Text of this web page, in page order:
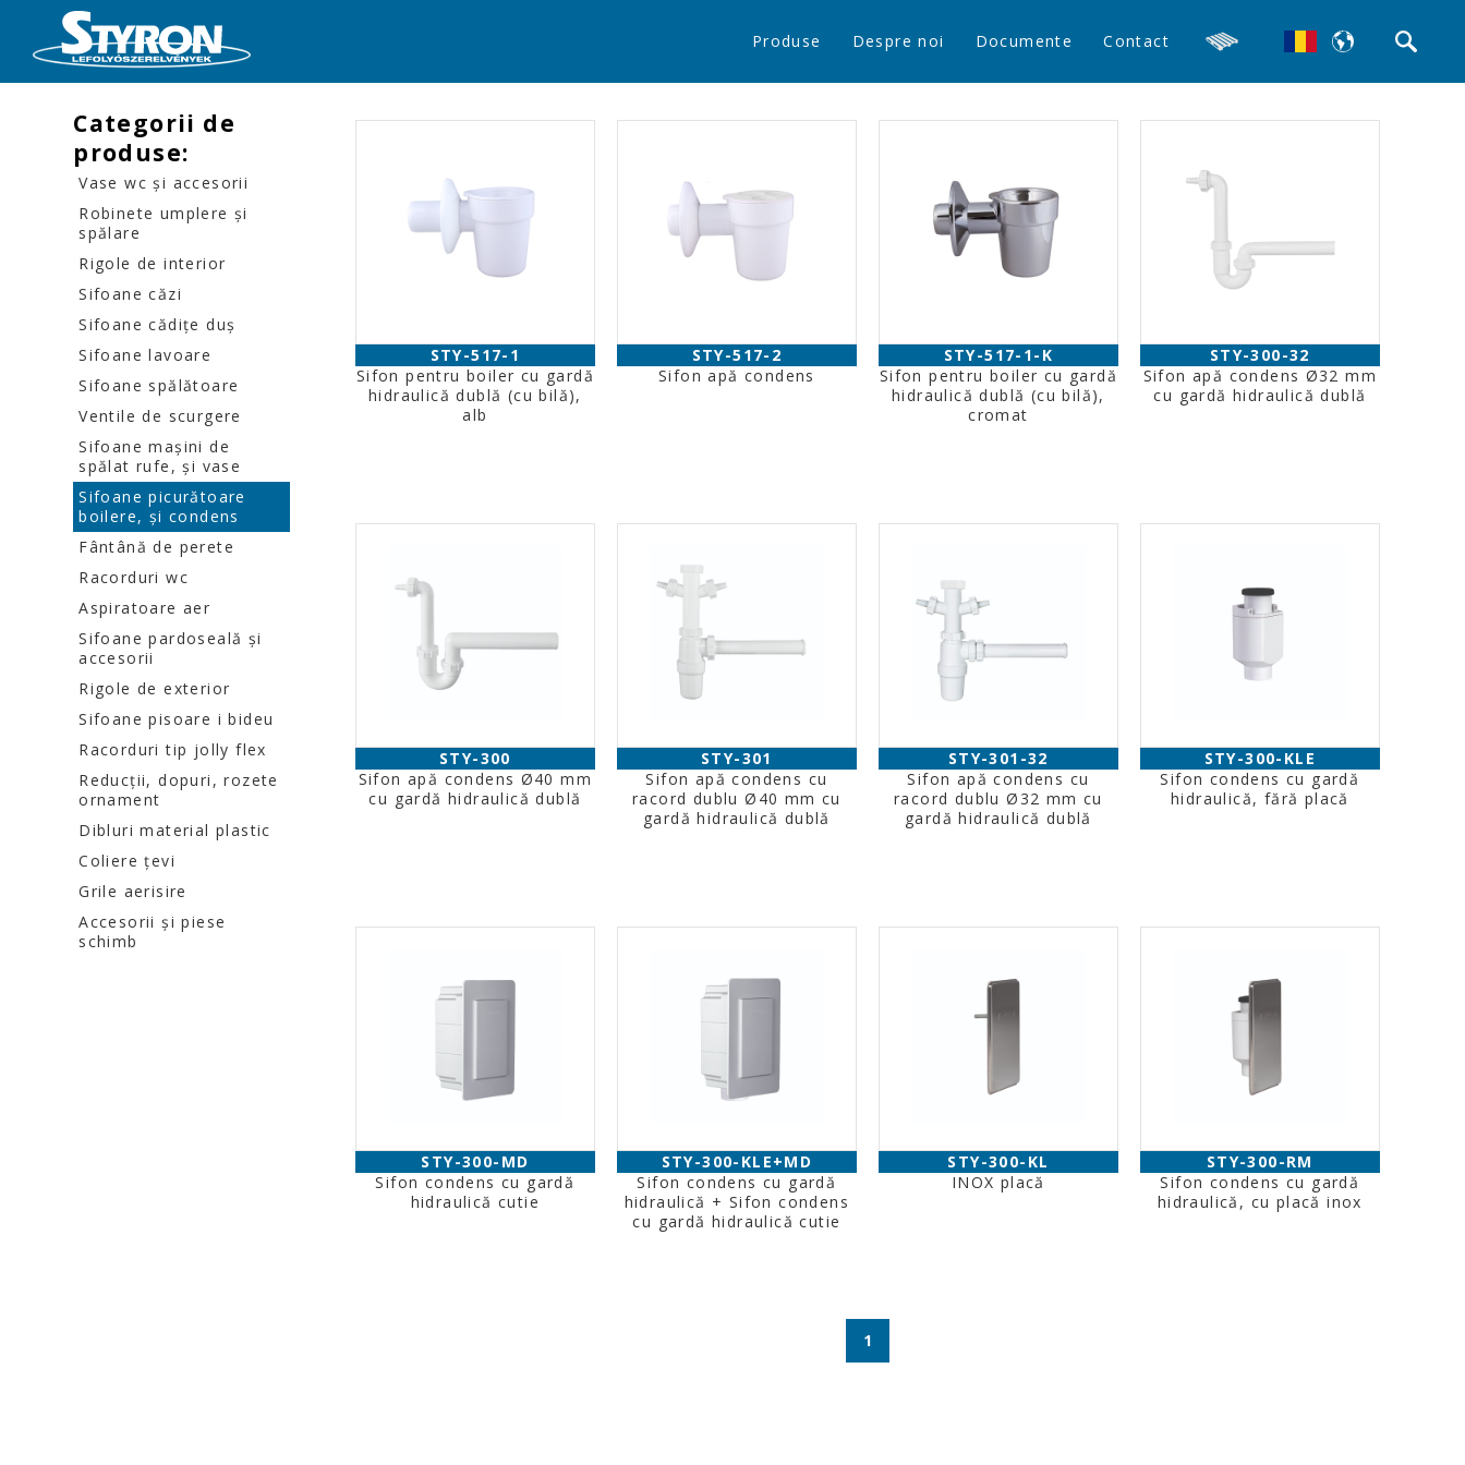
Produse Despre noi Documente Contact
Categorii de
produse:
Vase wc şi accesorii
Robinete umplere şi
spălare
Rigole de interior
Sifoane căzi
Sifoane cădiţe duş
Sifoane lavoare
Sifoane spălătoare
Ventile de scurgere
Sifoane maşini de
spălat rufe, şi vase
Sifoane picurătoare
boilere, şi condens
Fântână de perete
Racorduri wc
Aspiratoare aer
Sifoane pardoseală şi
accesorii
Rigole de exterior
Sifoane pisoare i bideu
Racorduri tip jolly flex
Reducţii, dopuri, rozete
ornament
Dibluri material plastic
Coliere ţevi
Grile aerisire
Accesorii şi piese
schimb
STY-517-1
Sifon pentru boiler cu gardă
hidraulică dublă (cu bilă),
alb
STY-517-2
Sifon apă condens
STY-517-1-K
Sifon pentru boiler cu gardă
hidraulică dublă (cu bilă),
cromat
STY-300-32
Sifon apă condens Ø32 mm
cu gardă hidraulică dublă
STY-300
Sifon apă condens Ø40 mm
cu gardă hidraulică dublă
STY-301
Sifon apă condens cu
racord dublu Ø40 mm cu
gardă hidraulică dublă
STY-301-32
Sifon apă condens cu
racord dublu Ø32 mm cu
gardă hidraulică dublă
STY-300-KLE
Sifon condens cu gardă
hidraulică, fără placă
STY-300-MD
Sifon condens cu gardă
hidraulică cutie
STY-300-KLE+MD
Sifon condens cu gardă
hidraulică + Sifon condens
cu gardă hidraulică cutie
STY-300-KL
INOX placă
STY-300-RM
Sifon condens cu gardă
hidraulică, cu placă inox
1